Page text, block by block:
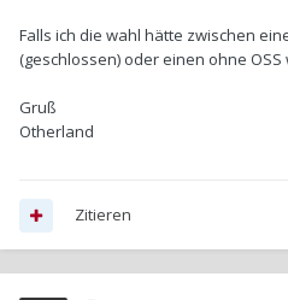
Falls ich die wahl hätte zwischen
(geschlossen) oder einen ohne
Gruß
Otherland
Zitieren